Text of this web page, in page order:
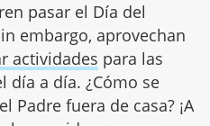
pasar el Día del
embargo, aprovechan
actividades para las
día a día. ¿Cómo se
Padre fuera de casa? ¡A